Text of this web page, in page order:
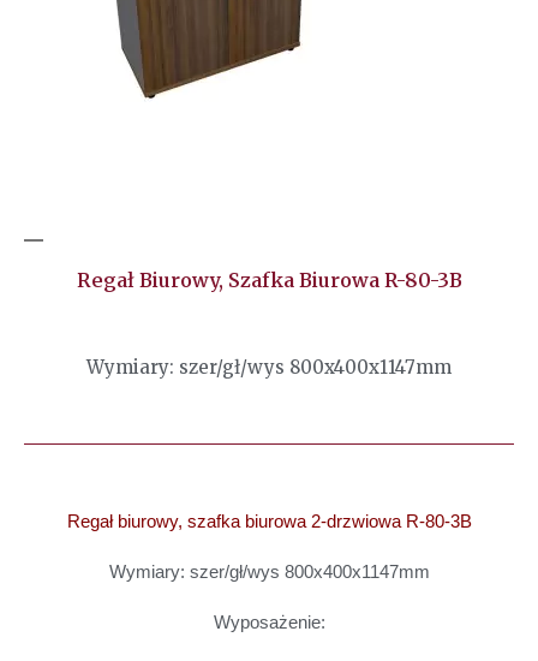
Regał Biurowy, Szafka Biurowa R-80-3B
Wymiary: szer/gł/wys 800x400x1147mm
Regał biurowy, szafka biurowa 2-drzwiowa R-80-3B
Wymiary: szer/gł/wys 800x400x1147mm
Wyposażenie: